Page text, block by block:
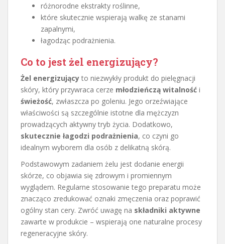
różnorodne ekstrakty roślinne,
które skutecznie wspierają walkę ze stanami
zapalnymi,
łagodząc podrażnienia.
Co to jest żel energizujący?
Żel energizujący to niezwykły produkt do pielęgnacji
skóry, który przywraca cerze młodzieńczą witalność i
świeżość, zwłaszcza po goleniu. Jego orzeźwiające
właściwości są szczególnie istotne dla mężczyzn
prowadzących aktywny tryb życia. Dodatkowo,
skutecznie łagodzi podrażnienia, co czyni go
idealnym wyborem dla osób z delikatną skórą.
Podstawowym zadaniem żelu jest dodanie energii
skórze, co objawia się zdrowym i promiennym
wyglądem. Regularne stosowanie tego preparatu może
znacząco zredukować oznaki zmęczenia oraz poprawić
ogólny stan cery. Zwróć uwagę na składniki aktywne
zawarte w produkcie – wspierają one naturalne procesy
regeneracyjne skóry.